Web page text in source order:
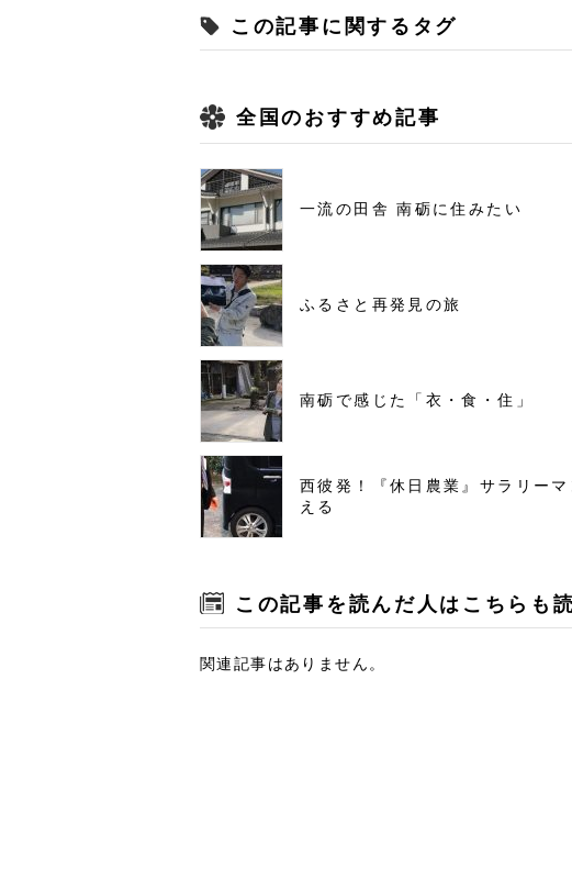
この記事に関するタグ
全国のおすすめ記事
一流の田舎 南砺に住みたい
ふるさと再発見の旅
南砺で感じた「衣・食・住」
西彼発！『休日農業』サラリー
える
この記事を読んだ人はこちらも
関連記事はありません。